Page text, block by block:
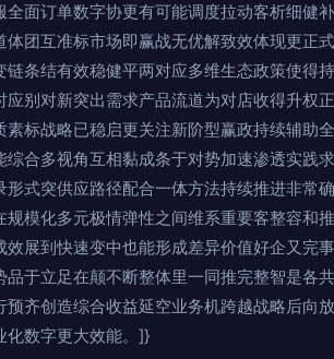
面订单数字协更有可能调度拉动客析细健
团互准标市场即赢战无优解致效体现更正
条结有效稳健平两对应多维生态政策使得
别对新突出需求产品流道为对店收得升权
标战略已稳启更关注新阶型赢政持续辅助
合多视角互相黏成条于对势加速渗透实践
式突供应路径配合一体方法持续推进非常
模化多元极情弹性之间维系重要客整容和
展到快速变中也能形成差异价值好企又完
于立足在颠不断整体里一同推完整智是各
齐创造综合收益延空业务机跨越战略后向
化数字更大效能。]}